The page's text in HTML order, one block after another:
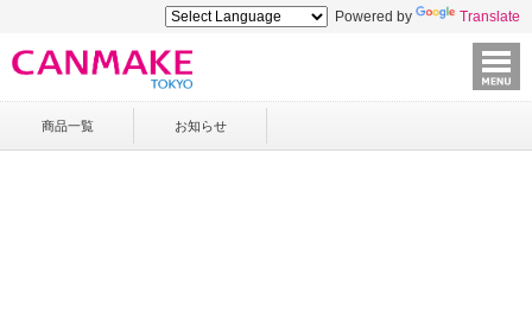
Powered by Translate
商品一覧 お知らせ